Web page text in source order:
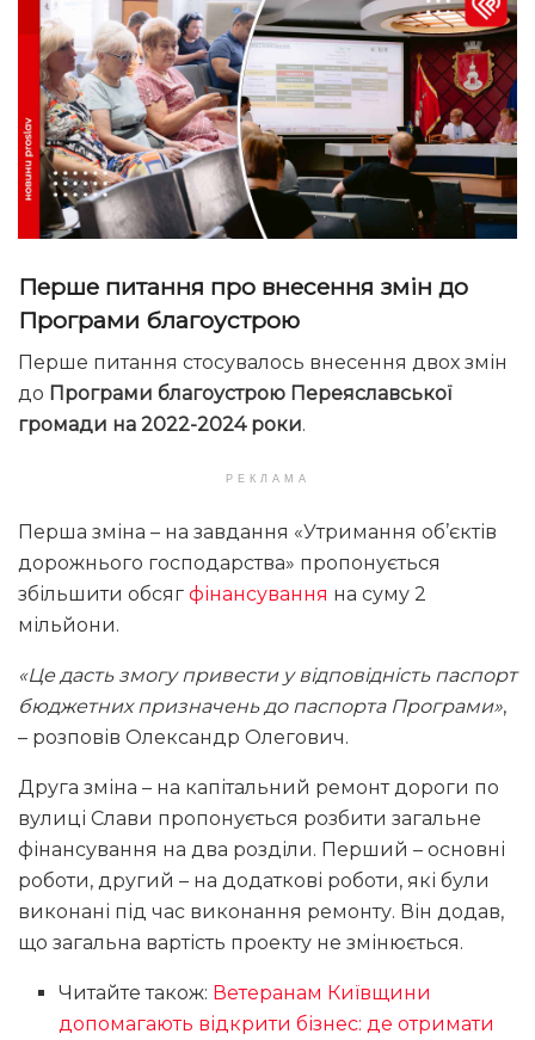
Перше питання про внесення змін до
Програми благоустрою
Перше питання стосувалось внесення двох змін
до Програми благоустрою Переяславської
громади на 2022-2024 роки.
РЕКЛАМА
Перша зміна – на завдання «Утримання об’єктів
дорожнього господарства» пропонується
збільшити обсяг фінансування на суму 2
мільйони.
«Це дасть змогу привести у відповідність паспорт
бюджетних призначень до паспорта Програми»,
– розповів Олександр Олегович.
Друга зміна – на капітальний ремонт дороги по
вулиці Слави пропонується розбити загальне
фінансування на два розділи. Перший – основні
роботи, другий – на додаткові роботи, які були
виконані під час виконання ремонту. Він додав,
що загальна вартість проекту не змінюється.
Читайте також: Ветеранам Київщини
допомагають відкрити бізнес: де отримати